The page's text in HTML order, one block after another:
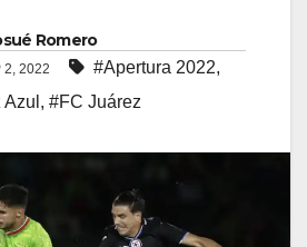
Romero
2, 2022 #Apertura 2022,
, #FC Juárez